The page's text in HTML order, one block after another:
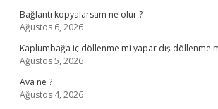
Bağlantı kopyalarsam ne olur ?
Ağustos 6, 2026
Kaplumbağa iç döllenme mi yapar dış döllenme
Ağustos 5, 2026
Ava ne ?
Ağustos 4, 2026